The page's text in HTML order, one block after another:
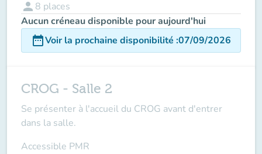
person 8 places
Aucun créneau disponible pour aujourd'hui
date_rangeVoir la prochaine disponibilité :07/09/2026
CROG - Salle 2
Se présenter à l'accueil du CROG avant d'entrer
dans la salle.
Accessible PMR